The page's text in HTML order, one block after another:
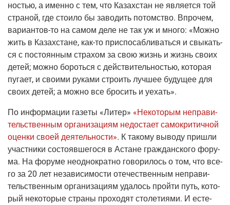
но­стью, а имен­но с тем, что Казах­стан не явля­ет­ся той
стра­ной, где сто­и­ло бы заво­дить потом­ство. Впро­чем,
вари­ан­тов-то на самом деле не так уж и мно­го: «Мож­но
жить в Казах­стане, как-то при­спо­саб­ли­вать­ся и свы­кать­
ся с посто­ян­ным стра­хом за свою жизнь и жизнь сво­их
детей; мож­но бороть­ся с дей­стви­тель­но­стью, кото­рая
пуга­ет, и сво­и­ми рука­ми стро­ить луч­шее буду­щее для
сво­их детей; а мож­но все бро­сить и уехать».
По инфор­ма­ции газе­ты «Литер» «Неко­то­рым непра­ви­
тель­ствен­ным орга­ни­за­ци­ям недо­ста­ет само­кри­тич­ной
оцен­ки сво­ей дея­тель­но­сти». К тако­му выво­ду при­шли
участ­ни­ки состо­яв­ше­го­ся в Астане граж­дан­ско­го фору­
ма. На фору­ме неод­но­крат­но гово­ри­лось о том, что все­
го за 20 лет неза­ви­си­мо­сти оте­че­ствен­ным непра­ви­
тель­ствен­ным орга­ни­за­ци­ям уда­лось прой­ти путь, кото­
рый неко­то­рые стра­ны про­хо­дят сто­ле­ти­я­ми. И есте­